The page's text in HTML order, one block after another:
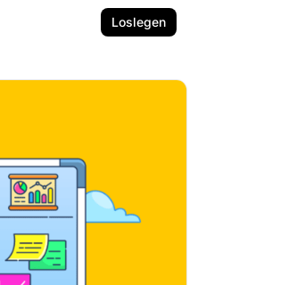
Loslegen